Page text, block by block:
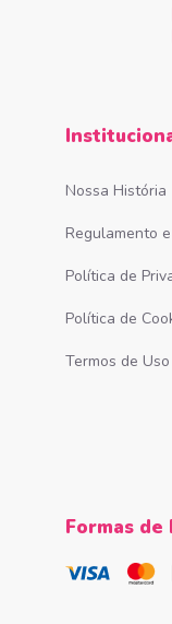
Nossa História
Regulamento
Política de
Política de
Termos de Uso
Formas de